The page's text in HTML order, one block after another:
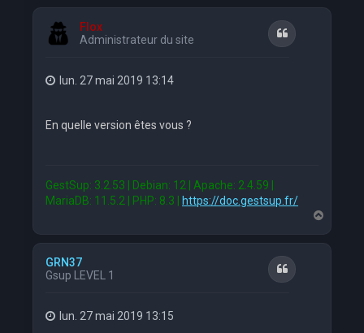
Flox
Administrateur du site
Citation
lun. 27 mai 2019 13:14
En quelle version êtes vous ?
GestSup: 3.2.53 | Debian: 12 | Apache: 2.4.59 |
MariaDB: 11.5.2 | PHP: 8.3 |
https://doc.gestsup.fr/
a
u
GRN37
Gsup LEVEL 1
Citation
lun. 27 mai 2019 13:15